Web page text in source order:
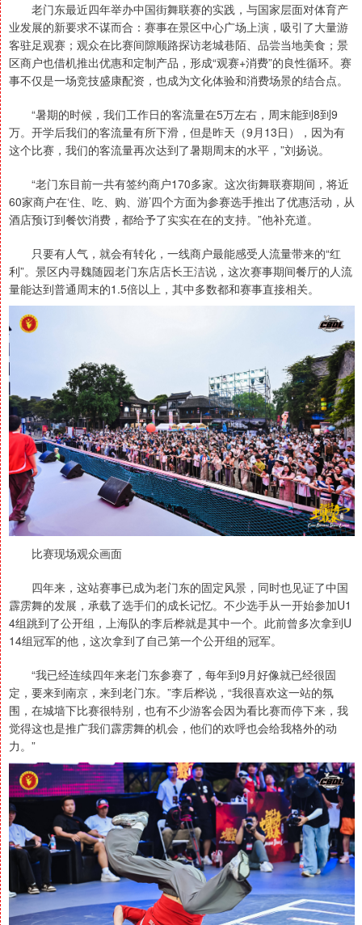
老门东最近四年举办中国街舞联赛的实践，与国家层面对体育产
业发展的新要求不谋而合：赛事在景区中心广场上演，吸引了大量游
客驻足观赛；观众在比赛间隙顺路探访老城巷陌、品尝当地美食；景
区商户也借机推出优惠和定制产品，形成“观赛+消费”的良性循环。赛
事不仅是一场竞技盛康配资，也成为文化体验和消费场景的结合点。
“暑期的时候，我们工作日的客流量在5万左右，周末能到8到9
万。开学后我们的客流量有所下滑，但是昨天（9月13日），因为有
这个比赛，我们的客流量再次达到了暑期周末的水平，”刘扬说。
“老门东目前一共有签约商户170多家。这次街舞联赛期间，将近
60家商户在‘住、吃、购、游’四个方面为参赛选手推出了优惠活动，从
酒店预订到餐饮消费，都给予了实实在在的支持。”他补充道。
只要有人气，就会有转化，一线商户最能感受人流量带来的“红
利”。景区内寻魏随园老门东店店长王洁说，这次赛事期间餐厅的人流
量能达到普通周末的1.5倍以上，其中多数都和赛事直接相关。
比赛现场观众画面
四年来，这站赛事已成为老门东的固定风景，同时也见证了中国
霹雳舞的发展，承载了选手们的成长记忆。不少选手从一开始参加U1
4组跳到了公开组，上海队的李后桦就是其中一个。此前曾多次拿到U
14组冠军的他，这次拿到了自己第一个公开组的冠军。
“我已经连续四年来老门东参赛了，每年到9月好像就已经很固
定，要来到南京，来到老门东。”李后桦说，“我很喜欢这一站的氛
围，在城墙下比赛很特别，也有不少游客会因为看比赛而停下来，我
觉得这也是推广我们霹雳舞的机会，他们的欢呼也会给我格外的动
力。”